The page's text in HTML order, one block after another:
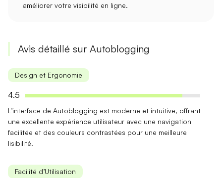
améliorer votrevisibilité en ligne.
Avis détaillé sur Autoblogging
Design et Ergonomie
4.5
L’interface de Autoblogging est moderne et intuitive, offrant
une excellente expérience utilisateur avec une navigation
facilitée et des couleurs contrastées pour une meilleure
lisibilité.
Facilité d’Utilisation